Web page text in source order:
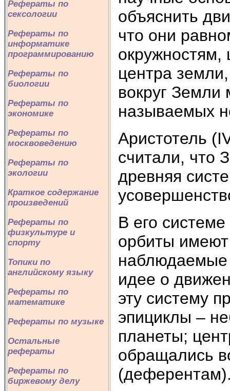
Рефераты по
сексологии
Рефераты по
информатике
программированию
Рефераты по
биологии
Рефераты по
экономике
Рефераты по
москвоведению
Рефераты по
экологии
Краткое содержание
произведений
Рефераты по
физкультуре и
спорту
Топики по
английскому языку
Рефераты по
математике
Рефераты по музыке
Остальные
рефераты
Рефераты по
биржевому делу
объяснить
что они
окружностям,
центра
вокруг
называемых
Аристотель
считали, что
древняя
В его
орбиты имеют
наблюдаемые
идее о
эту систему
эпициклы –
планеты;
обращались